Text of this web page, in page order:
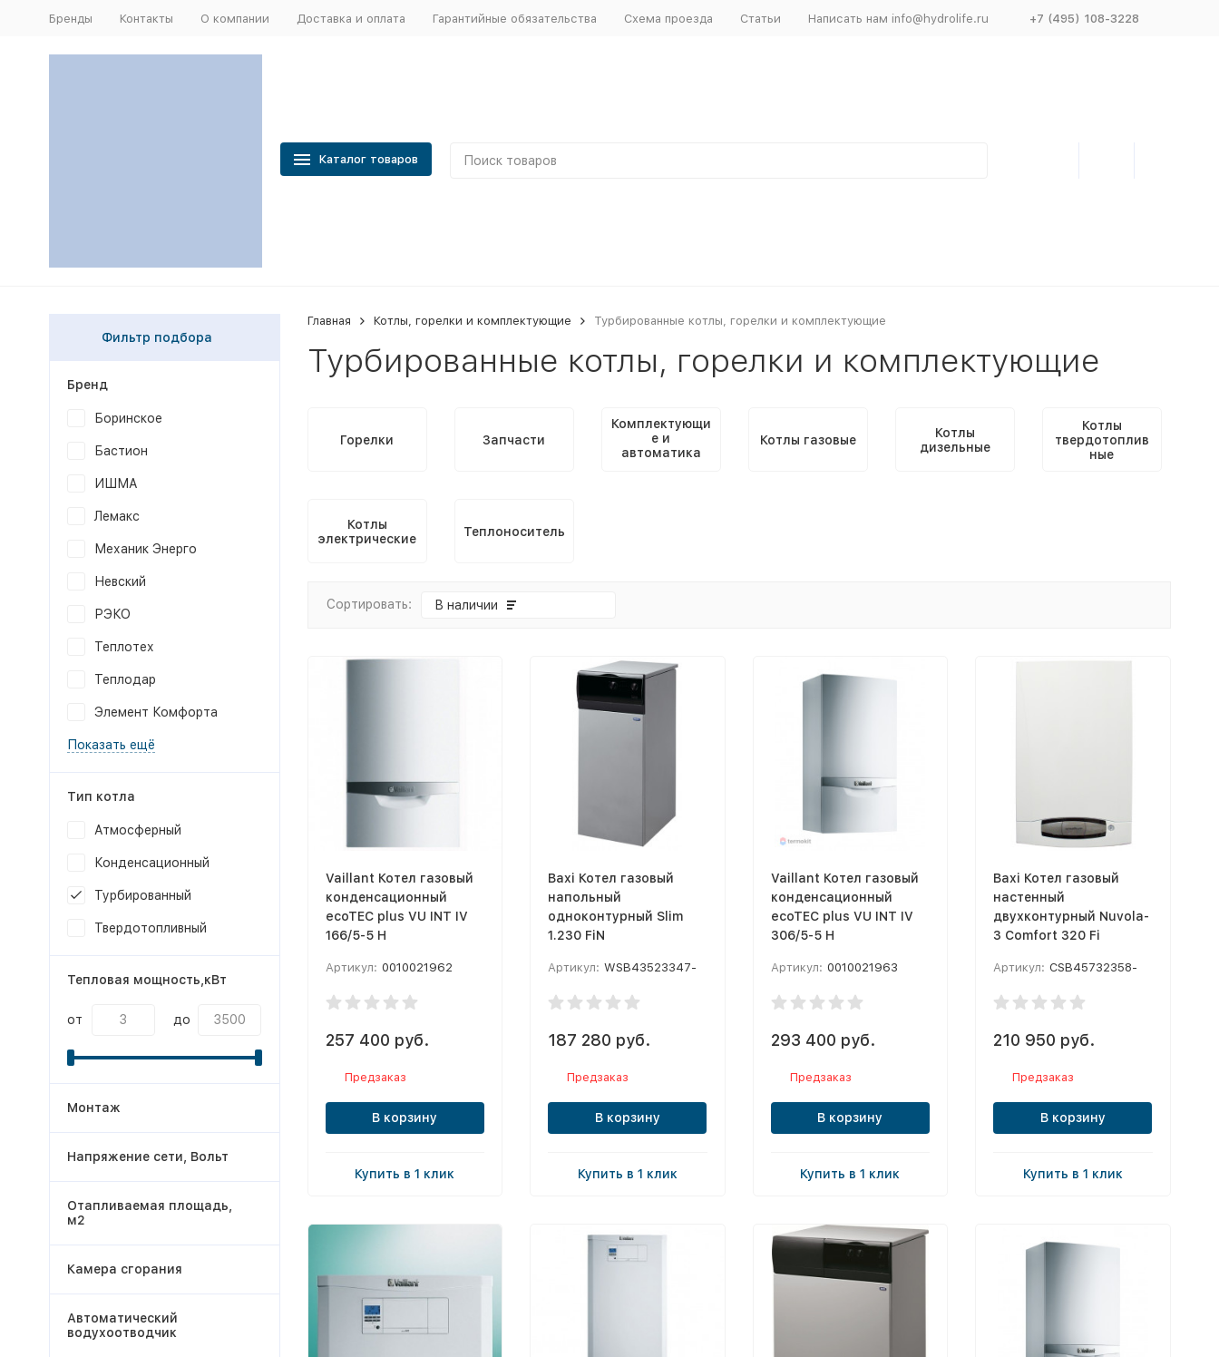
Бренды Контакты О компании Доставка и оплата Гарантийные обязательства Схема проезда Статьи Написать нам info@hydrolife.ru +7 (495) 108-3228
Каталог товаров
Главная Котлы, горелки и комплектующие Турбированные котлы, горелки и комплектующие
Турбированные котлы, горелки и комплектующие
Горелки Запчасти
Комплектующи
е и
автоматика
Котлы газовые
Котлы
дизельные
Котлы
твердотоплив
ные
Котлы
электрические
Теплоноситель
Сортировать: В наличии
Vaillant Котел газовый
конденсационный
ecoTEC plus VU INT IV
166/5-5 H
Артикул: 0010021962
257 400 руб.
Предзаказ
В корзину
Купить в 1 клик
Baxi Котел газовый
напольный
oдноконтурный Slim
1.230 FiN
Артикул: WSB43523347-
187 280 руб.
Предзаказ
В корзину
Купить в 1 клик
Vaillant Котел газовый
конденсационный
ecoTEC plus VU INT IV
306/5-5 H
Артикул: 0010021963
293 400 руб.
Предзаказ
В корзину
Купить в 1 клик
Baxi Котел газовый
настенный
двухконтурный Nuvola-
3 Comfort 320 Fi
Артикул: CSB45732358-
210 950 руб.
Предзаказ
В корзину
Купить в 1 клик
Фильтр подбора
Бренд
Боринское
Бастион
ИШМА
Лемакс
Механик Энерго
Невский
РЭКО
Теплотех
Теплодар
Элемент Комфорта
Показать ещё
Тип котла
Атмосферный
Конденсационный
Турбированный
Твердотопливный
Тепловая мощность,кВт
от до
Монтаж
Напряжение сети, Вольт
Отапливаемая площадь,
м2
Камера сгорания
Автоматический
водухоотводчик